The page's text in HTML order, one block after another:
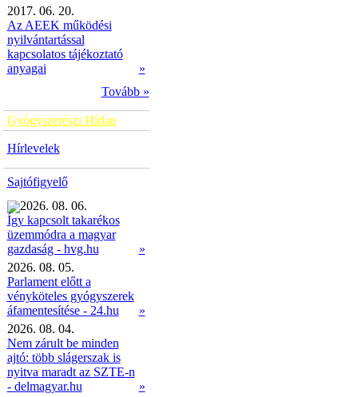
2017. 06. 20.
Az AEEK működési
nyilvántartással
kapcsolatos tájékoztató
anyagai
»
Tovább »
Gyógyszerészi Hírlap
Hírlevelek
Sajtófigyelő
2026. 08. 06.
Így kapcsolt takarékos
üzemmódra a magyar
gazdaság - hvg.hu
»
2026. 08. 05.
Parlament előtt a
vényköteles gyógyszerek
áfamentesítése - 24.hu
»
2026. 08. 04.
Nem zárult be minden
ajtó: több slágerszak is
nyitva maradt az SZTE-n
- delmagyar.hu
»